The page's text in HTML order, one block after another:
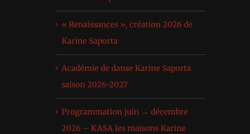
« Renaissances », création 2026 de
Karine Saporta
Académie de danse Karine Saporta
saison 2026-2027
Programmation juin → décembre
2026 – KASA les maisons Karine